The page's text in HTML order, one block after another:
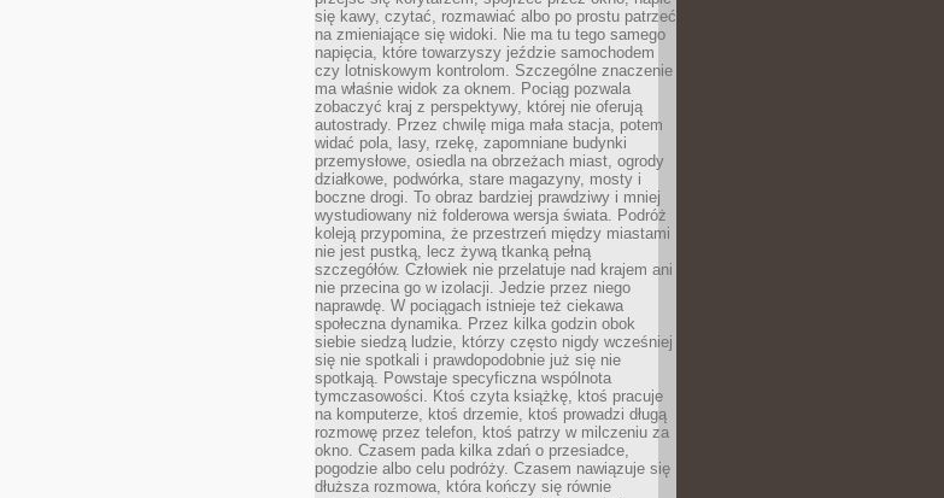
się kawy, czytać, rozmawiać albo po prostu patrzeć
na zmieniające się widoki. Nie ma tu tego samego
napięcia, które towarzyszy jeździe samochodem
czy lotniskowym kontrolom. Szczególne znaczenie
ma właśnie widok za oknem. Pociąg pozwala
zobaczyć kraj z perspektywy, której nie oferują
autostrady. Przez chwilę miga mała stacja, potem
widać pola, lasy, rzekę, zapomniane budynki
przemysłowe, osiedla na obrzeżach miast, ogrody
działkowe, podwórka, stare magazyny, mosty i
boczne drogi. To obraz bardziej prawdziwy i mniej
wystudiowany niż folderowa wersja świata. Podróż
koleją przypomina, że przestrzeń między miastami
nie jest pustką, lecz żywą tkanką pełną
szczegółów. Człowiek nie przelatuje nad krajem ani
nie przecina go w izolacji. Jedzie przez niego
naprawdę. W pociągach istnieje też ciekawa
społeczna dynamika. Przez kilka godzin obok
siebie siedzą ludzie, którzy często nigdy wcześniej
się nie spotkali i prawdopodobnie już się nie
spotkają. Powstaje specyficzna wspólnota
tymczasowości. Ktoś czyta książkę, ktoś pracuje
na komputerze, ktoś drzemie, ktoś prowadzi długą
rozmowę przez telefon, ktoś patrzy w milczeniu za
okno. Czasem pada kilka zdań o przesiadce,
pogodzie albo celu podróży. Czasem nawiązuje się
dłuższa rozmowa, która kończy się równie